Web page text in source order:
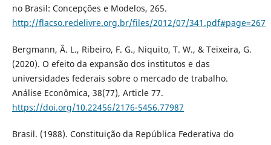
no Brasil: Concepções e Modelos, 265.
http://flacso.redelivre.org.br/files/2012/07/341.pdf#page=267
Bergmann, Â. L., Ribeiro, F. G., Niquito, T. W., & Teixeira, G.
(2020). O efeito da expansão dos institutos e das
universidades federais sobre o mercado de trabalho.
Análise Econômica, 38(77), Article 77.
https://doi.org/10.22456/2176-5456.77987
Brasil. (1988). Constituição da República Federativa do